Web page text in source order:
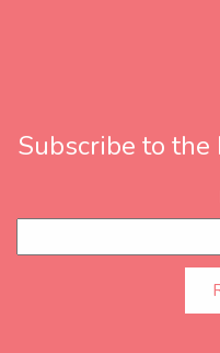
Subscribe to